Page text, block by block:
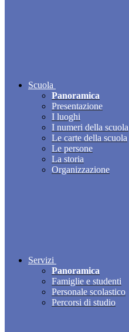
Scuola
Panoramica
Presentazione
I luoghi
I numeri della scuola
Le carte della scuola
Le persone
La storia
Organizzazione
Servizi
Panoramica
Famiglie e studenti
Personale scolastico
Percorsi di studio